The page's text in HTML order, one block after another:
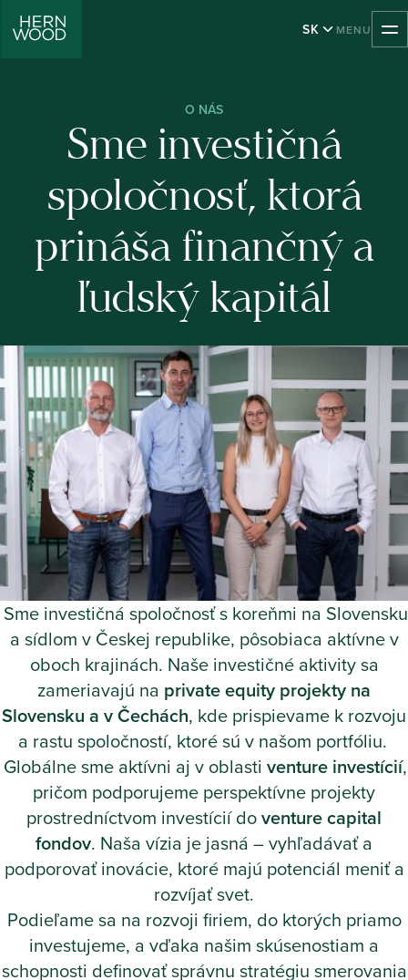
SK MENU
TOGGLE
O NÁS
Sme investičná
spoločnosť, ktorá
prináša finančný a
ľudský kapitál
Sme investičná spoločnosť s koreňmi na Slovensku
a sídlom v Českej republike, pôsobiaca aktívne v
oboch krajinách. Naše investičné aktivity sa
zameriavajú na private equity projekty na
Slovensku a v Čechách, kde prispievame k rozvoju
a rastu spoločností, ktoré sú v našom portfóliu.
Globálne sme aktívni aj v oblastiventure investícií,
pričom podporujeme perspektívne projekty
prostredníctvom investícií doventure capital
fondov. Naša vízia je jasná – vyhľadávať a
podporovať inovácie, ktoré majú potenciál meniť a
rozvíjať svet.
Podieľame sa na rozvoji firiem, do ktorých priamo
investujeme, a vďaka našim skúsenostiam a
schopnosti definovať správnu stratégiu smerovania